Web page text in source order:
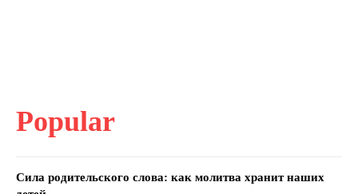
Popular
Сила родительского слова: как молитва хранит наших